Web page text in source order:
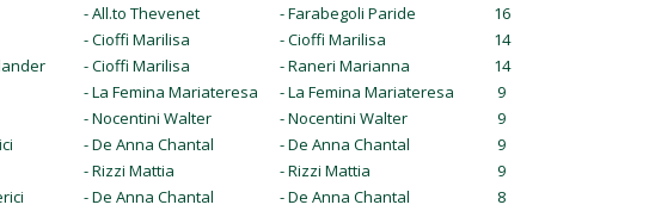
- All.to Thevenet - Farabegoli Paride
16
- Cioffi Marilisa - Cioffi Marilisa
14
- Cioffi Marilisa - Raneri Marianna
14
- La Femina Mariateresa - La Femina Mariateresa
9
- Nocentini Walter - Nocentini Walter
9
- De Anna Chantal - De Anna Chantal
9
- Rizzi Mattia - Rizzi Mattia
9
- De Anna Chantal - De Anna Chantal
8